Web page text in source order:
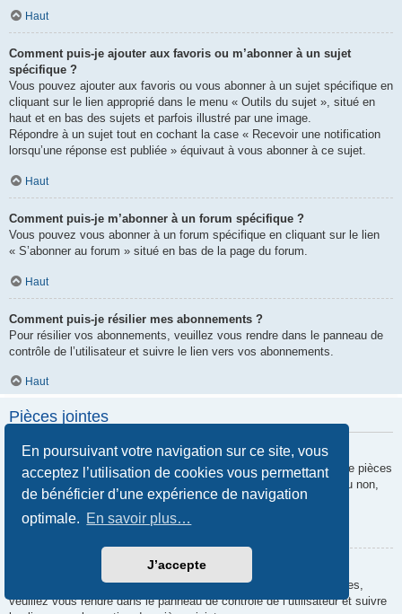
En poursuivant votre navigation sur ce site, vous
acceptez l’utilisation de cookies vous permettant
de bénéficier d’une expérience de navigation
optimale. En savoir plus…
J’accepte
Haut
Comment puis-je ajouter aux favoris ou m’abonner à un sujet
spécifique ?
Vous pouvez ajouter aux favoris ou vous abonner à un sujet spécifique en
cliquant sur le lien approprié dans le menu « Outils du sujet », situé en
haut et en bas des sujets et parfois illustré par une image.
Répondre à un sujet tout en cochant la case « Recevoir une notification
lorsqu’une réponse est publiée » équivaut à vous abonner à ce sujet.
Haut
Comment puis-je m’abonner à un forum spécifique ?
Vous pouvez vous abonner à un forum spécifique en cliquant sur le lien
« S’abonner au forum » situé en bas de la page du forum.
Haut
Comment puis-je résilier mes abonnements ?
Pour résilier vos abonnements, veuillez vous rendre dans le panneau de
contrôle de l’utilisateur et suivre le lien vers vos abonnements.
Haut
Pièces jointes
Quelles pièces jointes sont autorisées sur ce forum ?
Chaque administrateur peut autoriser ou interdire certains types de pièces
jointes. Si vous n’êtes pas certain de savoir ce qui est autorisé ou non,
nous vous invitons à contacter un administrateur du forum.
Comment puis-je retrouver toutes mes pièces jointes ?
Pour retrouver la liste des pièces jointes que vous avez transférées,
veuillez vous rendre dans le panneau de contrôle de l’utilisateur et suivre